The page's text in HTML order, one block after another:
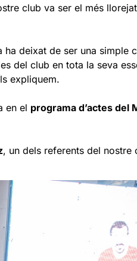
club va ser el més
ha deixat de ser una simple
del club en tota la seva
expliquem.
en el programa d’actes del
, un dels referents del nostre